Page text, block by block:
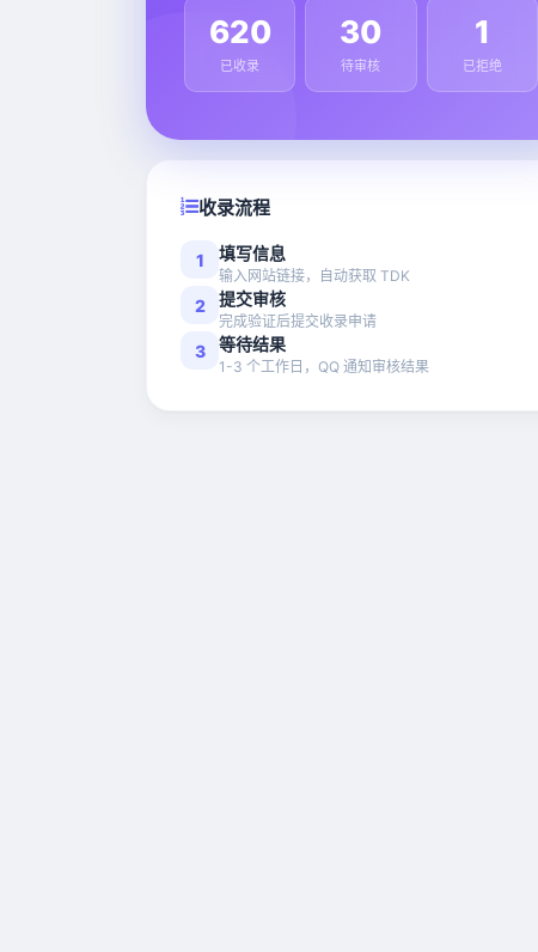
620
已收录
30
待审核
1
已拒绝
收录流程
1 填写信息
输入网站链接，自动获取 TDK
2 提交审核
完成验证后提交收录申请
3 等待结果
1-3 个工作日，QQ 通知审核结果